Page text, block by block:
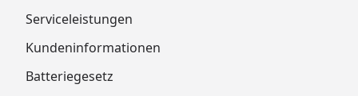
Serviceleistungen
Kundeninformationen
Batteriegesetz